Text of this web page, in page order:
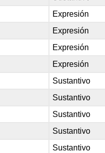
Expresión
Expresión
Expresión
Expresión
Sustantivo
Sustantivo
Sustantivo
Sustantivo
Sustantivo